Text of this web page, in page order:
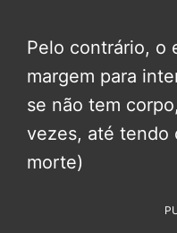
Pelo contrário, o
margem para
se não tem
vezes, até tendo
morte)